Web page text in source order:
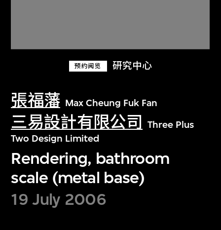
预约阅览 研究中心
張福藩 Max Cheung Fuk Fan
三易設計有限公司
Three Plus
Two Design Limited
Rendering, bathroom
scale (metal base)
19 July 2006
关于M+藏品
探索世界顶级的二十及二十一世纪视觉
文化藏品。